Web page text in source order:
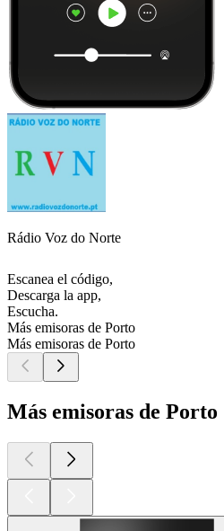
Rádio Voz do Norte
Escanea el código,
Descarga la app,
Escucha.
Más emisoras de Porto
Más emisoras de Porto
Más emisoras de Porto